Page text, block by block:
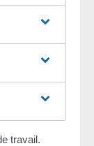
travail.